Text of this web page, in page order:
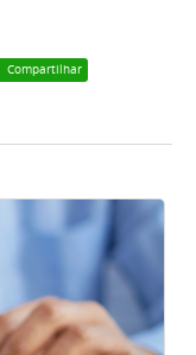
Compartilhar